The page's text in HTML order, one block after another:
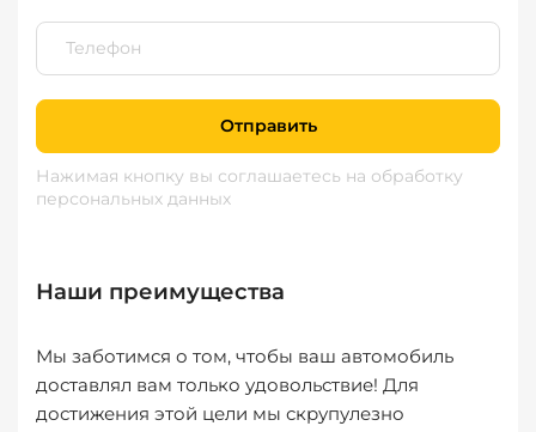
Отправить
Нажимая кнопку вы соглашаетесь на обработку
персональных данных
Наши преимущества
Мы заботимся о том, чтобы ваш автомобиль
доставлял вам только удовольствие! Для
достижения этой цели мы скрупулезно